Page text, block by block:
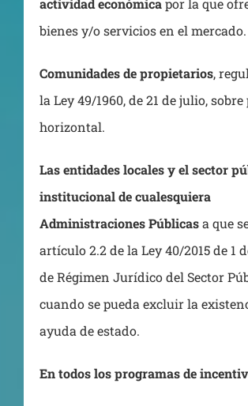
bienes y/o servicios en el mercado.
Comunidades de propietarios,
la Ley 49/1960, de 21 de julio,
horizontal.
Las entidades locales y el sector
institucional de cualesquiera
Administraciones Públicasa que
artículo 2.2 de la Ley 40/2015 de 1
de Régimen Jurídico del Sector
cuando se pueda excluir la
ayuda de estado.
En todos los programas de